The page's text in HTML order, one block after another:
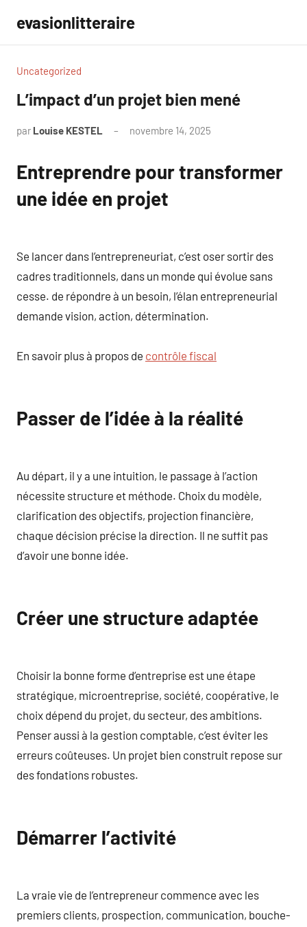
contenu
evasionlitteraire
Uncategorized
L’impact d’un projet bien mené
par Louise KESTEL novembre 14, 2025
Entreprendre pour transformer
une idée en projet
Se lancer dans l’entrepreneuriat, c’est oser sortir des
cadres traditionnels, dans un monde qui évolue sans
cesse. de répondre à un besoin, l’élan entrepreneurial
demande vision, action, détermination.
En savoir plus à propos de contrôle fiscal
Passer de l’idée à la réalité
Au départ, il y a une intuition, le passage à l’action
nécessite structure et méthode. Choix du modèle,
clarification des objectifs, projection financière,
chaque décision précise la direction. Il ne suffit pas
d’avoir une bonne idée.
Créer une structure adaptée
Choisir la bonne forme d’entreprise est une étape
stratégique, microentreprise, société, coopérative, le
choix dépend du projet, du secteur, des ambitions.
Penser aussi à la gestion comptable, c’est éviter les
erreurs coûteuses. Un projet bien construit repose sur
des fondations robustes.
Démarrer l’activité
La vraie vie de l’entrepreneur commence avec les
premiers clients, prospection, communication, bouche-